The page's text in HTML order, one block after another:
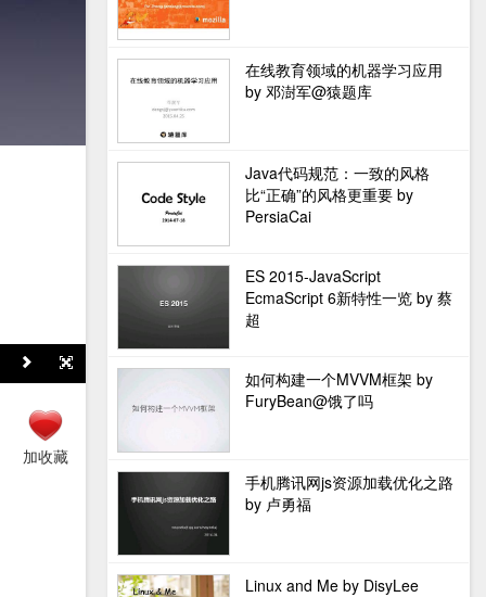
在线教育领域的机器学习应用
by 邓澍军@猿题库
Java代码规范：一致的风格
比“正确”的风格更重要 by
PersiaCai
ES 2015-JavaScript
EcmaScript 6新特性一览 by 蔡
超
如何构建一个MVVM框架 by
FuryBean@饿了吗
手机腾讯网js资源加载优化之路
by 卢勇福
Linux and Me by DisyLee
加收藏